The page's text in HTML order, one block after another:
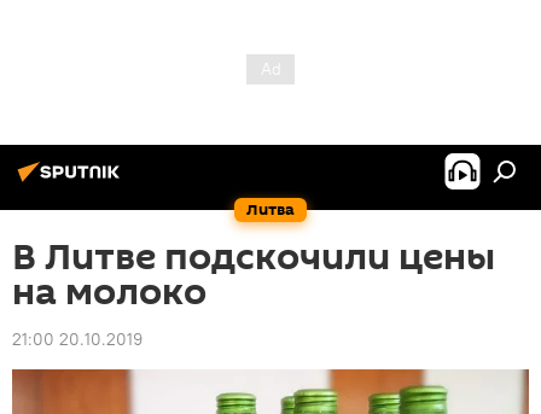
Литва
В Литве подскочили цены
на молоко
21:00 20.10.2019